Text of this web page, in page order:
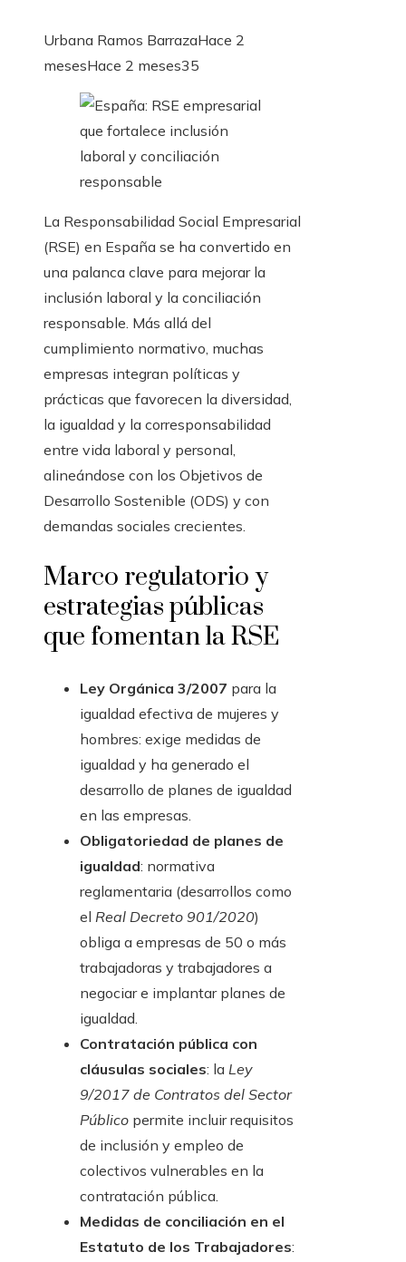
Urbana Ramos BarrazaHace 2
mesesHace 2 meses35
La Responsabilidad Social Empresarial
(RSE) en España se ha convertido en
una palanca clave para mejorar la
inclusión laboral y la conciliación
responsable. Más allá del
cumplimiento normativo, muchas
empresas integran políticas y
prácticas que favorecen la diversidad,
la igualdad y la corresponsabilidad
entre vida laboral y personal,
alineándose con los Objetivos de
Desarrollo Sostenible (ODS) y con
demandas sociales crecientes.
Marco regulatorio y
estrategias públicas
que fomentan la RSE
Ley Orgánica 3/2007 para la
igualdad efectiva de mujeres y
hombres: exige medidas de
igualdad y ha generado el
desarrollo de planes de igualdad
en las empresas.
Obligatoriedad de planes de
igualdad: normativa
reglamentaria (desarrollos como
el Real Decreto 901/2020)
obliga a empresas de 50 o más
trabajadoras y trabajadores a
negociar e implantar planes de
igualdad.
Contratación pública con
cláusulas sociales: la Ley
9/2017 de Contratos del Sector
Público permite incluir requisitos
de inclusión y empleo de
colectivos vulnerables en la
contratación pública.
Medidas de conciliación en el
Estatuto de los Trabajadores: